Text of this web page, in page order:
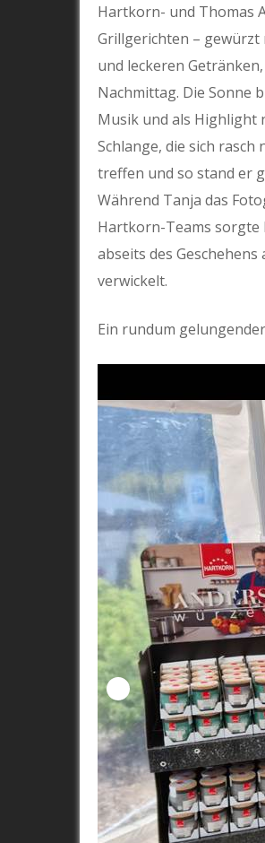
Hartkorn- und Thomas
Grillgerichten – gewürzt
und leckeren
Nachmittag. Die Sonne
Musik und als Highlight
Schlange, die sich
treffen und so stand er
Während Tanja das
Hartkorn-Teams sorgte
abseits des
verwickelt.
Ein rundum